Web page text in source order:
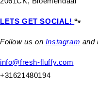
LETS GET SOCIAL!🐾
Follow us on Instagram and
info@fresh-fluffy.com
+31621480194